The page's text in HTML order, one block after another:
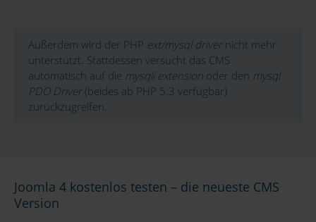
Außerdem wird der PHP ext/mysql driver nicht mehr
unterstützt. Stattdessen versucht das CMS
automatisch auf die mysqli extension oder den mysql
PDO Driver(beides ab PHP 5.3 verfügbar)
zurückzugreifen.
Joomla 4 kostenlos testen – die neueste CMS
Version